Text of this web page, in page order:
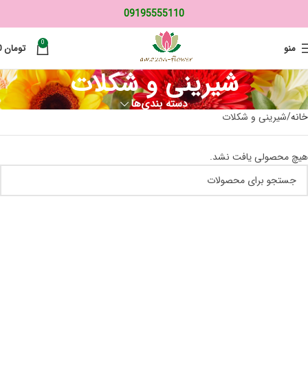
09195555110
منو 0 تومان0
شیرینی و شکلات
دسته بندی‌ها
خانه شیرینی و شکلات
هیچ محصولی یافت نشد.